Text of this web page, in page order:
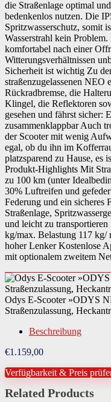
die Straßenlage optimal
bedenkenlos nutzen. Die
Spritzwasserschutz, somit
Wasserstrahl kein
komfortabel nach einer
Witterungsverhältnissen
Sicherheit ist wichtig Zu
straßenzugelassenen NEO
Rückradbremse, die
Klingel, die Reflektoren
gesehen und fährst sicher:
zusammenklappbar Auch
der Scooter mit wenig
egal, ob du ihn im
platzsparend zu Hause, es
Produkt-Highlights Mit
zu 100 km (unter
30% Luftreifen und
Federung und ein sicheres
Straßenlage,
und leicht zu
kg/max. Belastung 117 kg/
hoher Lenker Kostenlose
mit optionalem zweitem
Odys E-Scooter »ODYS
Straßenzulassung,
Beschreibung
€1.159,00
Verfügbarkeit & Preis
Related Products